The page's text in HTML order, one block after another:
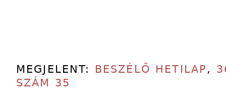
MEGJELENT: BESZÉLŐ HETILAP ,
SZÁM 35